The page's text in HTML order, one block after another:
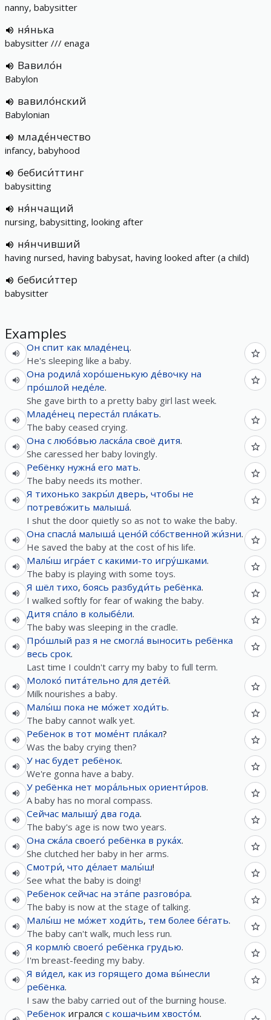
nanny, babysitter
ня́нька
babysitter /// enaga
Вавило́н
Babylon
вавило́нский
Babylonian
младе́нчество
infancy, babyhood
бебиси́ттинг
babysitting
ня́нчащий
nursing, babysitting, looking after
ня́нчивший
having nursed, having babysat, having looked after (a child)
бебиси́ттер
babysitter
Examples
Он спит как младе́нец.
He's sleeping like a baby.
Она родила́ хоро́шенькую де́вочку на
про́шлой неде́ле.
She gave birth to a pretty baby girl last week.
Младе́нец переста́л пла́кать.
The baby ceased crying.
Она с любо́вью ласка́ла своё дитя.
She caressed her baby lovingly.
Ребёнку нужна́ его мать.
The baby needs its mother.
Я тихонько закры́л дверь, чтобы не
потрево́жить малыша́.
I shut the door quietly so as not to wake the baby.
Она спасла́ малыша́ цено́й со́бственной жи́зни.
He saved the baby at the cost of his life.
Малы́ш игра́ет с какими-то игру́шками.
The baby is playing with some toys.
Я шёл тихо, боясь разбуди́ть ребёнка.
I walked softly for fear of waking the baby.
Дитя спа́ло в колыбе́ли.
The baby was sleeping in the cradle.
Про́шлый раз я не смогла́ выносить ребёнка
весь срок.
Last time I couldn't carry my baby to full term.
Молоко́ пита́тельно для дете́й.
Milk nourishes a baby.
Малы́ш пока не мо́жет ходи́ть.
The baby cannot walk yet.
Ребёнок в тот моме́нт пла́кал?
Was the baby crying then?
У нас будет ребёнок.
We're gonna have a baby.
У ребёнка нет мора́льных ориенти́ров.
A baby has no moral compass.
Сейчас малышу́ два года.
The baby's age is now two years.
Она сжа́ла своего́ ребёнка в рука́х.
She clutched her baby in her arms.
Смотри́, что де́лает малы́ш!
See what the baby is doing!
Ребёнок сейчас на эта́пе разгово́ра.
The baby is now at the stage of talking.
Малы́ш не мо́жет ходи́ть, тем более бе́гать.
The baby can't walk, much less run.
Я кормлю́ своего́ ребёнка грудью.
I'm breast-feeding my baby.
Я ви́дел, как из горящего дома вы́несли
ребёнка.
I saw the baby carried out of the burning house.
Ребёнок игрался с кошачьим хвосто́м.